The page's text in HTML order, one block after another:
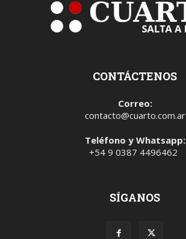
CONTÁCTENOS
Correo:
contacto@cuarto.com.ar
Teléfono y Whatsapp:
+54 9 0387 4496462
SÍGANOS